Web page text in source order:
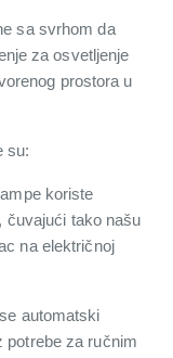
sa svrhom da
za osvetljenje
prostora u
su:
koriste
čuvajući tako našu
na električnoj
automatski
potrebe za ručnim